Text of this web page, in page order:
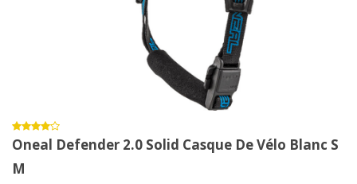
Oneal Defender 2.0 Solid Casque De Vélo Blanc S
M